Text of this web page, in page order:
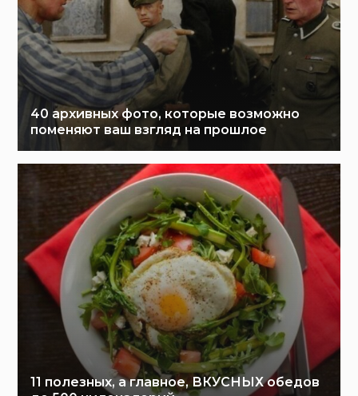
40 архивных фото, которые возможно
поменяют ваш взгляд на прошлое
11 полезных, а главное, ВКУСНЫХ обедов